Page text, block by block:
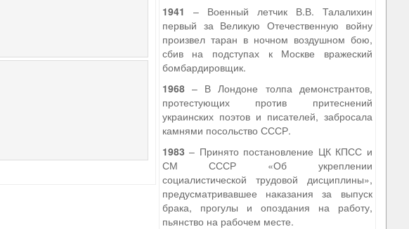
1941 – Военный летчик В.В. Талалихин
первый за Великую Отечественную войну
произвел таран в ночном воздушном бою,
сбив на подступах к Москве вражеский
бомбардировщик.
1968– В Лондоне толпа демонстрантов,
протестующих против притеснений
украинских поэтов и писателей, забросала
камнями посольство СССР.
1983 – Принято постановление ЦК КПСС и
СМ СССР «Об укреплении
социалистической трудовой дисциплины»,
предусматривавшее наказания за выпуск
брака, прогулы и опоздания на работу,
пьянство на рабочем месте.